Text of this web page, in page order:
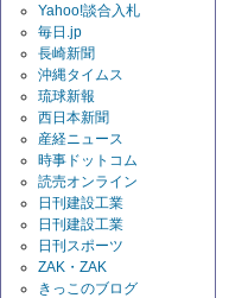
Yahoo!談合入札
毎日.jp
長崎新聞
沖縄タイムス
琉球新報
西日本新聞
産経ニュース
時事ドットコム
読売オンライン
日刊建設工業
日刊建設工業
日刊スポーツ
ZAK・ZAK
きっこのブログ